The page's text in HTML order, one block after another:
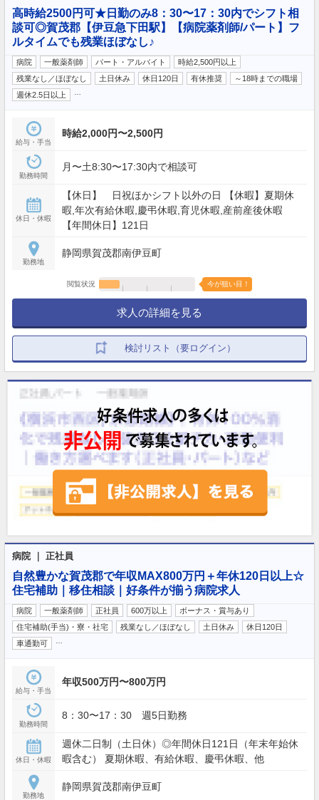
高時給2500円可★日勤のみ8：30〜17：30内でシフト相
談可◎賀茂郡【伊豆急下田駅】【病院薬剤師/パート】フ
ルタイムでも残業ほぼなし♪
病院 一般薬剤師 パート・アルバイト
時給2,500円以上
残業なし／ほぼなし
土日休み 休日120日 有休推奨
～18時までの職場
週休2.5日以上
給与・手当
時給2,000円〜2,500円
勤務時間
月〜土8:30〜17:30内で相談可
休日・休暇
【休日】 日祝ほかシフト以外の日 【休暇】夏期休
暇,年次有給休暇,慶弔休暇,育児休暇,産前産後休暇
【年間休日】121日
勤務地
静岡県賀茂郡南伊豆町
閲覧状況 今が狙い目！
求人の詳細を見る
検討リスト（要ログイン）
病院 ｜ 正社員
自然豊かな賀茂郡で年収MAX800万円＋年休120日以上☆
住宅補助｜移住相談｜好条件が揃う病院求人
病院 一般薬剤師 正社員 600万以上
ボーナス・賞与あり
住宅補助(手当)・寮・社宅
残業なし／ほぼなし 土日休み
休日120日
車通勤可
給与・手当
年収500万円〜800万円
勤務時間
8：30〜17：30 週5日勤務
休日・休暇
週休二日制（土日休）◎年間休日121日（年末年始休
暇含む） 夏期休暇、有給休暇、慶弔休暇、他
勤務地
静岡県賀茂郡南伊豆町